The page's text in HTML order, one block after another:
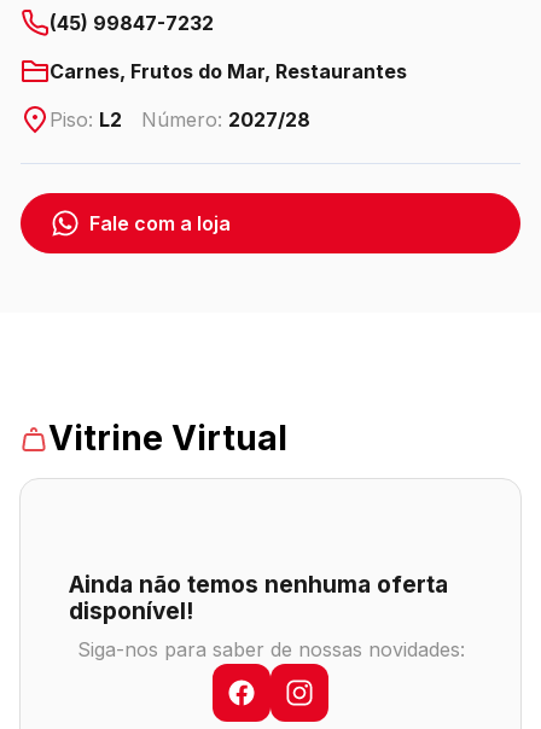
ENDEREÇO
Avenida das Cataratas, 3570 - Vila Yolanda – Foz
do Iguaçu/PR
Ver local
WhatsApp
Comodidades Cinema
(45) 99847-7232
Carnes, Frutos do Mar, Restaurantes
Piso: L2 Número: 2027/28
Fale com a loja
Vitrine Virtual
Ainda não temos nenhuma oferta
disponível!
Siga-nos para saber de nossas novidades: